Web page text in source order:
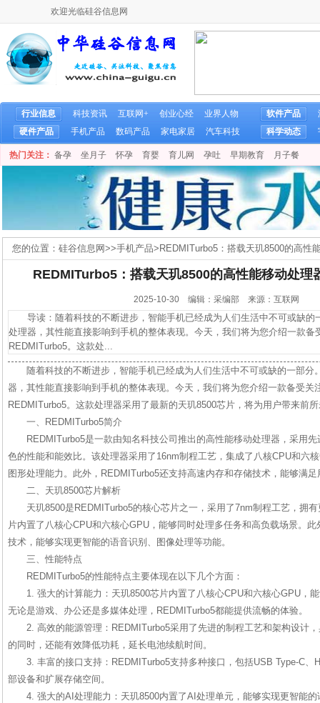
欢迎光临硅谷信息网
行业信息 科技资讯 互联网+ 创业心经
业界人物
硬件产品
手机产品 数码产品 家电家居 汽车科技
软件产品
科学动态
热门关注： 备孕 坐月子 怀孕 育婴 育儿网 孕吐 早期教育 月子餐
您的位置： 硅谷信息网>>手机产品> REDMITurbo5：搭载天玑8500的高性
REDMITurbo5：搭载天玑8500的高性能移动处理
2025-10-30 编辑：采编部 来源：互联网
导读：随着科技的不断进步，智能手机已经成为人们生活中不可或缺
处理器，其性能直接影响到手机的整体表现。今天，我们将为您介绍一款
REDMITurbo5。这款处...
随着科技的不断进步，智能手机已经成为人们生活中不可或缺的一部
器，其性能直接影响到手机的整体表现。今天，我们将为您介绍一款备受
REDMITurbo5。这款处理器采用了最新的天玑8500芯片，将为用户带来前
一、REDMITurbo5简介
REDMITurbo5是一款由知名科技公司推出的高性能移动处理器，采用
色的性能和能效比。该处理器采用了16nm制程工艺，集成了八核CPU和六
图形处理能力。此外，REDMITurbo5还支持高速内存和存储技术，能够满
二、天玑8500芯片解析
天玑8500是REDMITurbo5的核心芯片之一，采用了7nm制程工艺，拥
片内置了八核心CPU和六核心GPU，能够同时处理多任务和高负载场景。
技术，能够实现更智能的语音识别、图像处理等功能。
三、性能特点
REDMITurbo5的性能特点主要体现在以下几个方面：
1. 强大的计算能力：天玑8500芯片内置了八核心CPU和六核心GPU，
无论是游戏、办公还是多媒体处理，REDMITurbo5都能提供流畅的体验。
2. 高效的能源管理：REDMITurbo5采用了先进的制程工艺和架构设计
的同时，还能有效降低功耗，延长电池续航时间。
3. 丰富的接口支持：REDMITurbo5支持多种接口，包括USB Type-C、
部设备和扩展存储空间。
4. 强大的AI处理能力：天玑8500内置了AI处理单元，能够实现更智能